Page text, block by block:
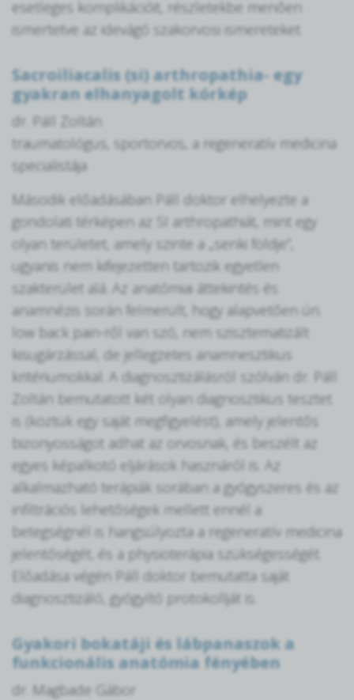
esetleges komplikációit, részletekbe menően
ismertetve az idevágó szakorvosi ismereteket.
Sacroiliacalis (si) arthropathia- egy
gyakran elhanyagolt kórkép
dr. Páll Zoltán
traumatológus, sportorvos, a regeneratív medicina
specialistája
Második előadásában Páll doktor elhelyezte a
gondolati térképen az SI arthropathiát, mint egy
olyan területet, amely szinte a „senki földje”,
ugyanis nem kifejezetten tartozik egyetlen
szakterület alá. Az anatómiai áttekintés és
anamnézis során felmerült, hogy alapvetően ún.
low back pain-ről van szó, nem szisztematizált
kisugárzással, de jellegzetes anamnesztikus
kritériumokkal. A diagnosztizálásról szólván dr. Páll
Zoltán bemutatott két olyan diagnosztikus tesztet
is (köztük egy saját megfigyelést), amely jelentős
bizonyosságot adhat az orvosnak, és beszélt az
egyes képalkotó eljárások hasznáról is. Az
alkalmazható terápiák sorában a gyógyszeres és az
infiltrációs lehetőségek mellett ennél a
betegségnél is hangsúlyozta a regeneratív medicina
jelentőségét, és a physioterápia szükségességét.
Előadása végén Páll doktor bemutatta saját
diagnosztizáló, gyógyító protokollját is.
Gyakori bokatáji és lábpanaszok a
funkcionális anatómia fényében
dr. Magbade Gábor